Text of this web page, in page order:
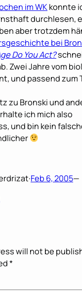
im WKkonnte
durchlesen,
aber trotzdem
bei
Do You Act?
Zwei Jahre vom
und passend zum
zu Bronski und
ich mich also
und bin kein
·Feb 6, 2005—
will not be
*